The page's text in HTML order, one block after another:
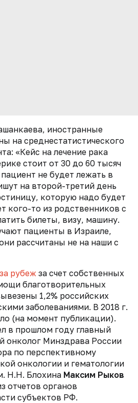
иностранные
на среднестатистического
«Кейс на лечение рака
стоит от 30 до 60 тысяч
не будет лежать в
на второй-третий день
которую надо будет
кого-то из родственников с
билеты, визу, машину.
пациенты в Израиле,
рассчитаны не на наши с
рубеж за счет собственных
благотворительных
1,2% российских
заболеваниями. В 2018 г.
(на момент публикации).
в прошлом году главный
онколог Минздрава России
по перспективному
онкологии и гематологии
Н.Н. Блохина Максим Рыков
отчетов органов
субъектов РФ.